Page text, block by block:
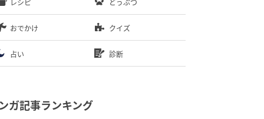
レシピ どうぶつ
おでかけ クイズ
占い 診断
ガ記事ランキング